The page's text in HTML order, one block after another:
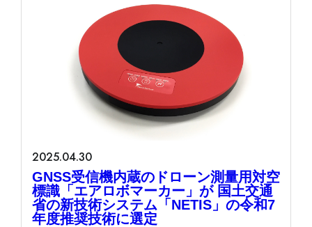
2025.04.30
GNSS受信機内蔵のドローン測量用対空
標識「エアロボマーカー」が 国土交通
省の新技術システム「NETIS」の令和7
年度推奨技術に選定